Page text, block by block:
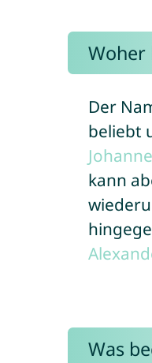
Woher
Der
beliebt
kann
Was